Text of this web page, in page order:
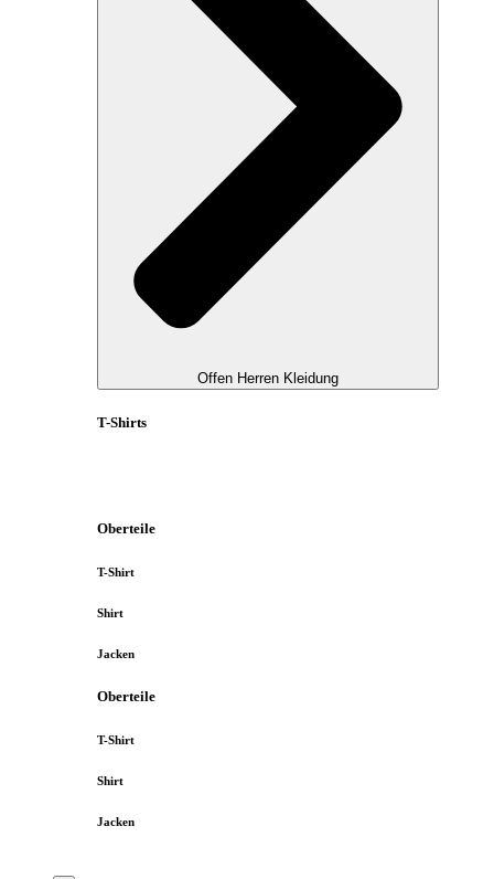
Offen Herren Kleidung
T-Shirts
Oberteile
T-Shirt
Shirt
Jacken
Oberteile
T-Shirt
Shirt
Jacken